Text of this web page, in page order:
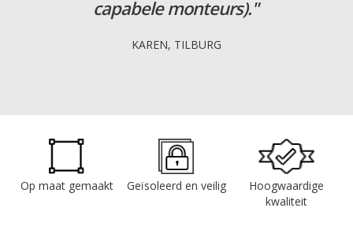
capabele monteurs).
KAREN, TILBURG
Op maat gemaakt Geïsoleerd en veilig
Hoogwaardige
kwaliteit